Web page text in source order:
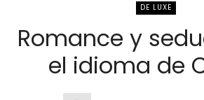
DE LUXE
Romance y
el idioma de